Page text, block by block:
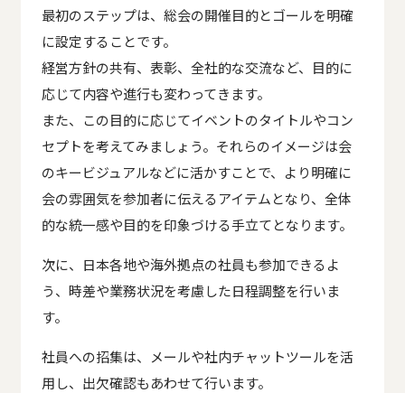
最初のステップは、総会の開催目的とゴールを明確
に設定することです。
経営方針の共有、表彰、全社的な交流など、目的に
応じて内容や進行も変わってきます。
また、この目的に応じてイベントのタイトルやコン
セプトを考えてみましょう。それらのイメージは会
のキービジュアルなどに活かすことで、より明確に
会の雰囲気を参加者に伝えるアイテムとなり、全体
的な統一感や目的を印象づける手立てとなります。
次に、日本各地や海外拠点の社員も参加できるよ
う、時差や業務状況を考慮した日程調整を行いま
す。
社員への招集は、メールや社内チャットツールを活
用し、出欠確認もあわせて行います。